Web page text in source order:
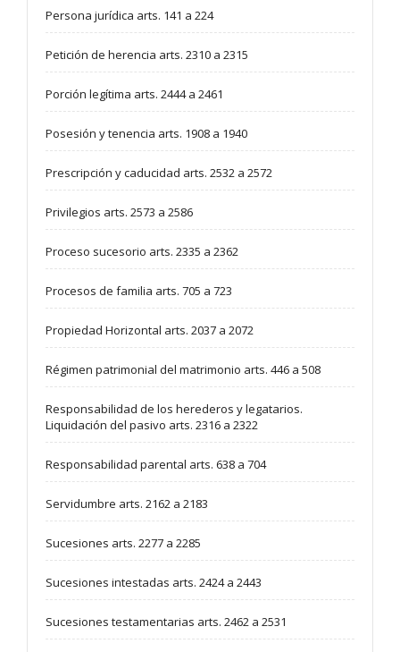
Persona jurídica arts. 141 a 224
Petición de herencia arts. 2310 a 2315
Porción legítima arts. 2444 a 2461
Posesión y tenencia arts. 1908 a 1940
Prescripción y caducidad arts. 2532 a 2572
Privilegios arts. 2573 a 2586
Proceso sucesorio arts. 2335 a 2362
Procesos de familia arts. 705 a 723
Propiedad Horizontal arts. 2037 a 2072
Régimen patrimonial del matrimonio arts. 446 a 508
Responsabilidad de los herederos y legatarios.
Liquidación del pasivo arts. 2316 a 2322
Responsabilidad parental arts. 638 a 704
Servidumbre arts. 2162 a 2183
Sucesiones arts. 2277 a 2285
Sucesiones intestadas arts. 2424 a 2443
Sucesiones testamentarias arts. 2462 a 2531